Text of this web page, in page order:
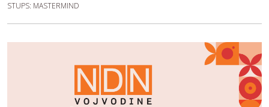
STUPS: MASTERMIND